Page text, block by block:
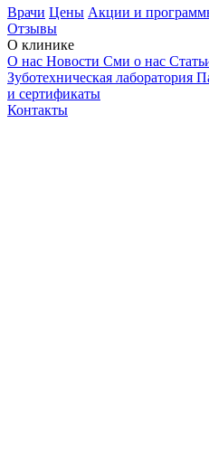
Врачи Цены Акции и
Отзывы
О клинике
О нас Новости Сми о нас
Зуботехническая лаборатория
и сертификаты
Контакты